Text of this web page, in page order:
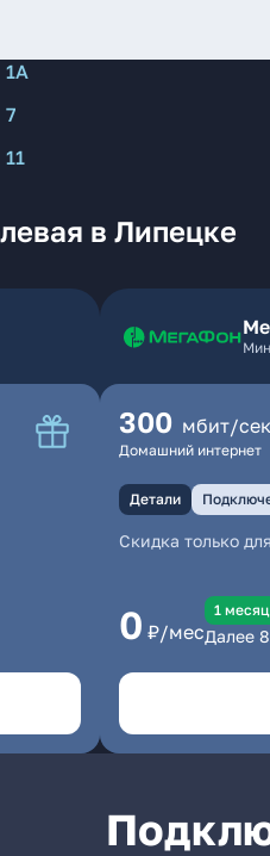
1А
7
11
в Липецке
300 мбит/сек
Домашний интернет
Детали
Скидка только
0 ₽/мес
1
Далее